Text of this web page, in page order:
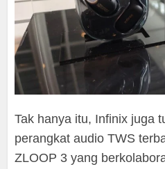
Tak hanya itu, Infinix juga
perangkat audio TWS
ZLOOP 3 yang